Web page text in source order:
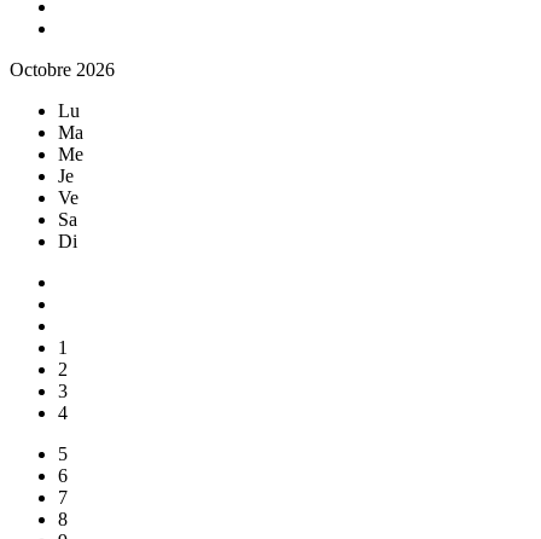
Octobre 2026
Lu
Ma
Me
Je
Ve
Sa
Di
1
2
3
4
5
6
7
8